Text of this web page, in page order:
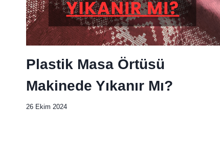
Plastik Masa Örtüsü
Makinede Yıkanır Mı?
26 Ekim 2024